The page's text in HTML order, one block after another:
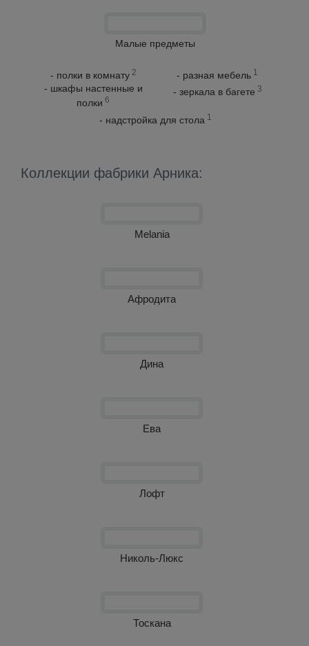
Малые предметы
- полки в комнату 2 - разная мебель 1
- шкафы настенные и
полки 6
- зеркала в багете 3
- надстройка для стола 1
Коллекции фабрики Арника:
Melania
Афродита
Дина
Ева
Лофт
Николь-Люкс
Тоскана